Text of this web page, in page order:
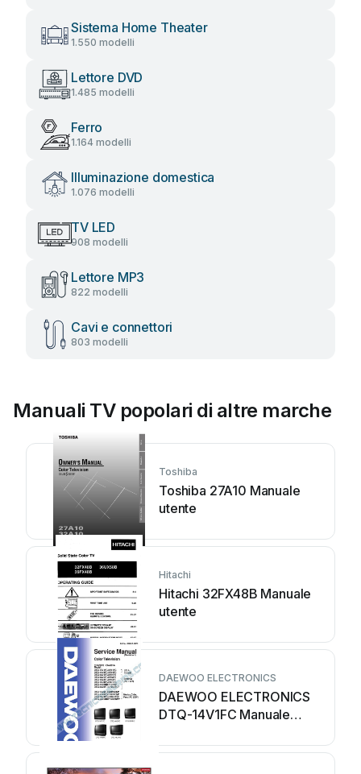
Sistema Home Theater
1.550 modelli
Lettore DVD
1.485 modelli
Ferro
1.164 modelli
Illuminazione domestica
1.076 modelli
TV LED
908 modelli
Lettore MP3
822 modelli
Cavi e connettori
803 modelli
Manuali TV popolari di altre marche
Toshiba
Toshiba 27A10 Manuale
utente
Hitachi
Hitachi 32FX48B Manuale
utente
DAEWOO ELECTRONICS
DAEWOO ELECTRONICS
DTQ-14V1FC Manuale